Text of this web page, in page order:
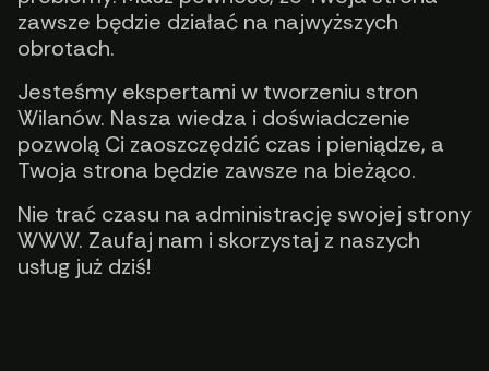
zawsze będzie działać na najwyższych
obrotach.
Jesteśmy ekspertami w tworzeniu stron
Wilanów. Nasza wiedza i doświadczenie
pozwolą Ci zaoszczędzić czas i pieniądze, a
Twoja strona będzie zawsze na bieżąco.
Nie trać czasu na administrację swojej strony
WWW. Zaufaj nam i skorzystaj z naszych
usług już dziś!